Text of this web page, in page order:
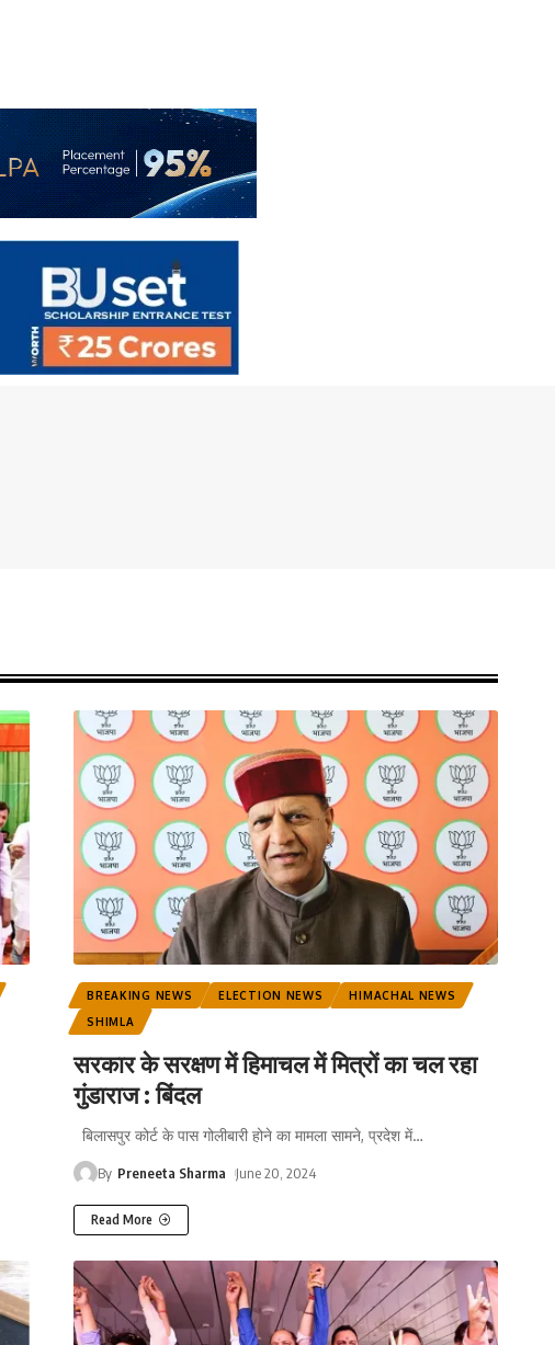
BREAKING NEWS ELECTION NEWS
HIMACHAL NEWS
SHIMLA
सरकार के सरक्षण में हिमाचल में मित्रों का चल रहा
गुंडाराज : बिंदल
बिलासपुर कोर्ट के पास गोलीबारी होने का मामला सामने, प्रदेश में…
By Preneeta Sharma June 20, 2024
Read More